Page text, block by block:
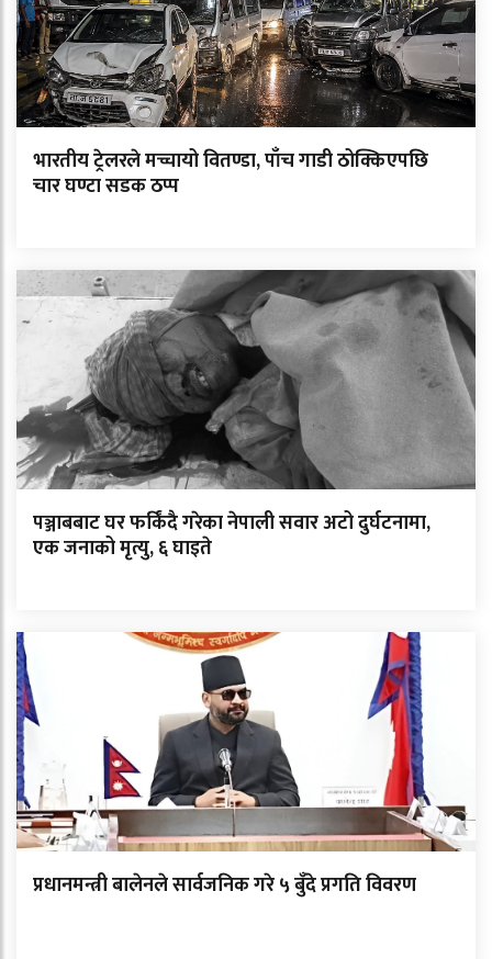
भारतीय ट्रेलरले मच्चायो वितण्डा, पाँच गाडी ठोक्किएपछि
चार घण्टा सडक ठप्प
पञ्जाबबाट घर फर्किंदै गरेका नेपाली सवार अटो दुर्घटनामा,
एक जनाको मृत्यु, ६ घाइते
प्रधानमन्त्री बालेनले सार्वजनिक गरे ५ बुँदे प्रगति विवरण